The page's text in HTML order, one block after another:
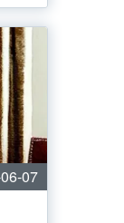
07